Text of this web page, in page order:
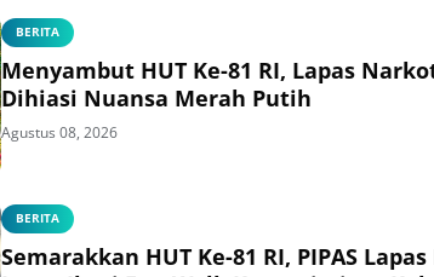
BERITA
Menyambut HUT Ke-81 RI, Lapas
Dihiasi Nuansa Merah Putih
Agustus 08, 2026
BERITA
Semarakkan HUT Ke-81 RI, PIPAS